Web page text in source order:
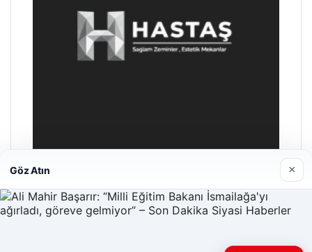
Hastaş Beton
26/05/2026
Göz Atın ×